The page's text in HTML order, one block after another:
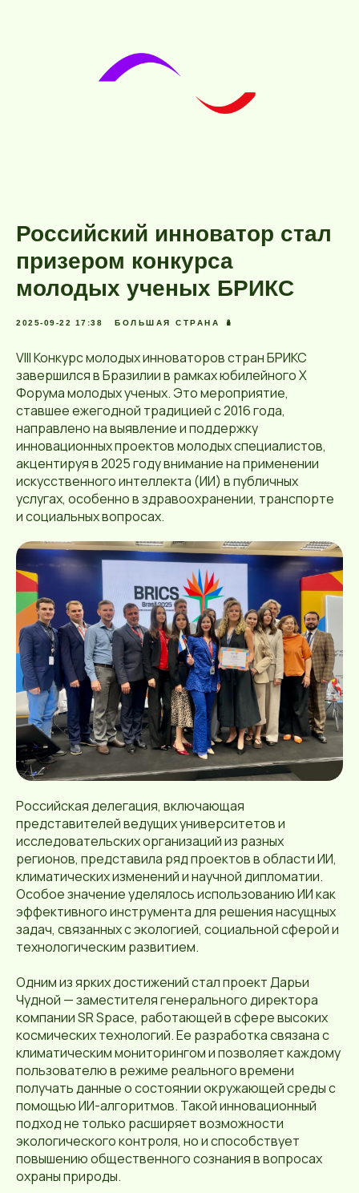
Российский инноватор стал
призером конкурса
молодых ученых БРИКС
2025-09-22 17:38 БОЛЬШАЯ СТРАНА 🪆
VIII Конкурс молодых инноваторов стран БРИКС
завершился в Бразилии в рамках юбилейного X
Форума молодых ученых. Это мероприятие,
ставшее ежегодной традицией с 2016 года,
направлено на выявление и поддержку
инновационных проектов молодых специалистов,
акцентируя в 2025 году внимание на применении
искусственного интеллекта (ИИ) в публичных
услугах, особенно в здравоохранении, транспорте
и социальных вопросах.
Российская делегация, включающая
представителей ведущих университетов и
исследовательских организаций из разных
регионов, представила ряд проектов в области ИИ,
климатических изменений и научной дипломатии.
Особое значение уделялось использованию ИИ как
эффективного инструмента для решения насущных
задач, связанных с экологией, социальной сферой и
технологическим развитием.
Одним из ярких достижений стал проект Дарьи
Чудной — заместителя генерального директора
компании SR Space, работающей в сфере высоких
космических технологий. Ее разработка связана с
климатическим мониторингом и позволяет каждому
пользователю в режиме реального времени
получать данные о состоянии окружающей среды с
помощью ИИ-алгоритмов. Такой инновационный
подход не только расширяет возможности
экологического контроля, но и способствует
повышению общественного сознания в вопросах
охраны природы.